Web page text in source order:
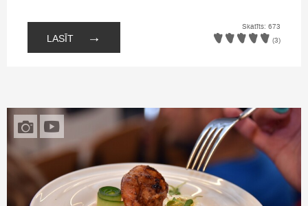
LASĪT →
Skatīts: 673
(3)